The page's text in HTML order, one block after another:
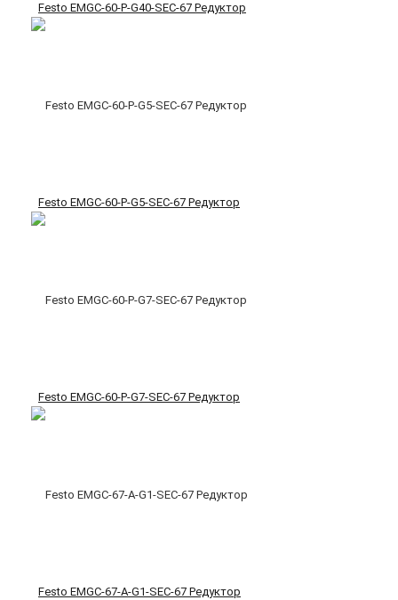
Festo EMGC-60-P-G40-SEC-67 Редуктор
Festo EMGC-60-P-G5-SEC-67 Редуктор
Festo EMGC-60-P-G7-SEC-67 Редуктор
Festo EMGC-67-A-G1-SEC-67 Редуктор